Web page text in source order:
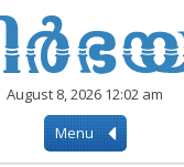
August 8, 2026 12:02 am
Menu